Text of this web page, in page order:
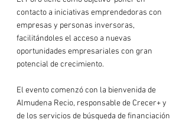
contacto a iniciativas emprendedoras con
empresas y personas inversoras,
facilitándoles el acceso a nuevas
oportunidades empresariales con gran
potencial de crecimiento.
El evento comenzó con la bienvenida de
Almudena Recio, responsable de Crecer+ y
de los servicios de búsqueda de financiación